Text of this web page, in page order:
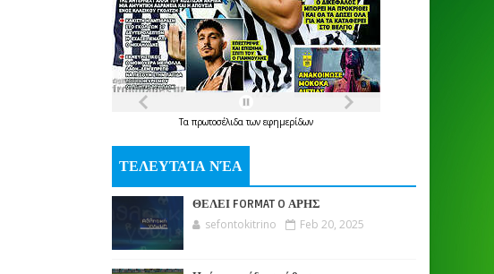
Τα πρωτοσέλιδατων εφημερίδων
ΤΕΛΕΥΤΑΊΑ ΝΈΑ
ΘΕΛΕΙ FORMAT O ΑΡΗΣ
sefontokitrino Feb 20, 2025